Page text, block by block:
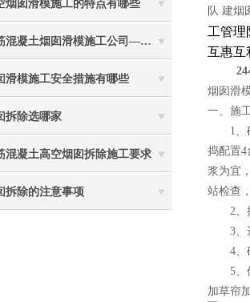
烟囱滑模施工的特点有哪些
钢筋混凝土烟囱滑模施工公司——选五林高空
滑模施工安全措施有哪些
拆除选哪家
混凝土高空烟囱拆除施工要求
拆除的注意事项
队 建烟
工管理
互惠
烟囱滑
一、施
1、砼
捣配置4
浆为宜
站检查
2、控
3、选
4、砼
5、保
加草帘